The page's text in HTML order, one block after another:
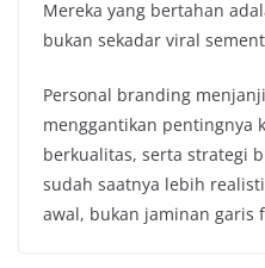
Mereka yang bertahan
bukan sekadar viral
Personal branding
menggantikan pentingnya
berkualitas, serta strategi
sudah saatnya lebih
awal, bukan jaminan garis